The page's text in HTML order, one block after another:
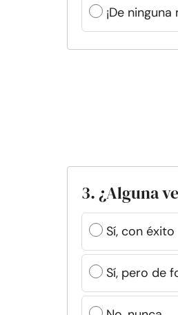
¡De
3. ¿Alguna
Sí, con éxito
Sí, pero de